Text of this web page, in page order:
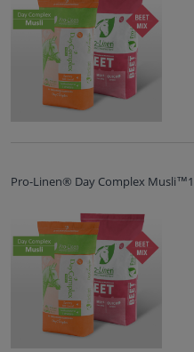
Pro-Linen® Day Complex